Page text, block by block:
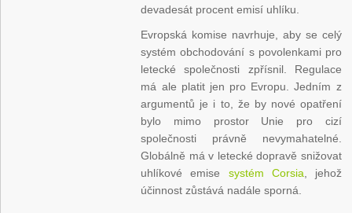
devadesát procent emisí uhlíku.
Evropská komise navrhuje, aby se celý
systém obchodování s povolenkami pro
letecké společnosti zpřísnil. Regulace
má ale platit jen pro Evropu. Jedním z
argumentů je i to, že by nové opatření
bylo mimo prostor Unie pro cizí
společnosti právně nevymahatelné.
Globálně má v letecké dopravě snižovat
uhlíkové emise systém Corsia, jehož
účinnost zůstává nadále sporná.